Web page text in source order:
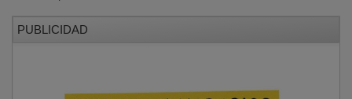
tres niños crece en contextos marcados por la falta de